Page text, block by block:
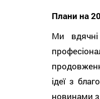
Плани на
Ми
ідеї з
новинами